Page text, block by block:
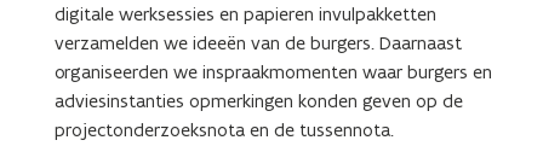
digitale werksessies en papieren invulpakketten
verzamelden we ideeën van de burgers. Daarnaast
organiseerden we inspraakmomenten waar burgers en
adviesinstanties opmerkingen konden geven op de
projectonderzoeksnota en de tussennota.